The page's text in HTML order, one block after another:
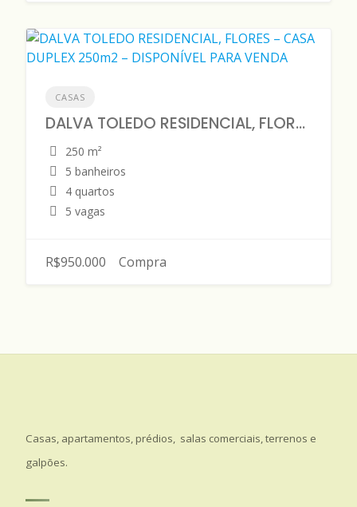
CASAS
DALVA TOLEDO RESIDENCIAL, FLORES – CASA DUPLEX 250m2 – DISPONÍVEL PARA VENDA
250 m²
5 banheiros
4 quartos
5 vagas
R$950.000 Compra
Casas, apartamentos, prédios, salas comerciais, terrenos e
galpões.